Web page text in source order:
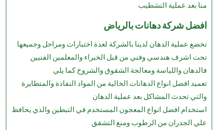
منا بعد عملية التشطيب
افضل شركة دهانات بالرياض
تخضع عملية الدهان لدينا بالشركة لعدة اختبارات ومراحل وجميعها
تحت اشرف هندسي وفني من قبل الخبراء والمعلمين الفنيين
فالدهان واللياسة ومعالجة الشقوق والشروخ كما يلي
تعميد افضل انواع الدهانات الخالية من المواد النفاذة والمتطايرة
والتي تحدث المشاكل بعد عملية الدهان
استخدام افضل انواع المعجون المستخدم في التبطين والذي يحافظ
علي الجدران من الرطوب ومنع التشقق